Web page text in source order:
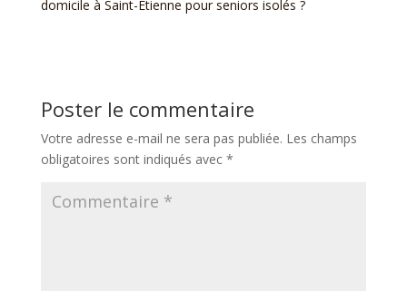
domicile à Saint-Étienne pour seniors isolés ?
Poster le commentaire
Votre adresse e-mail ne sera pas publiée. Les champs
obligatoires sont indiqués avec *